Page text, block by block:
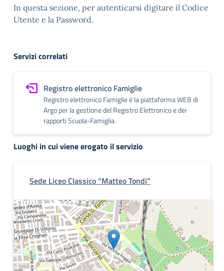
In questa sezione, per autenticarsi digitare il Codice
Utente e la Password.
Servizi correlati
Registro elettronico Famiglie
Registro elettronico Famiglie è la piattaforma WEB di
Argo per la gestione del Registro Elettronico e dei
rapporti Scuola-Famiglia.
Luoghi in cui viene erogato il servizio
Sede Liceo Classico “Matteo Tondi”